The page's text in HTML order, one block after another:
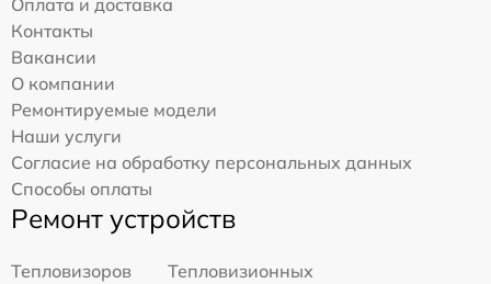
Оплата и доставка
Контакты
Вакансии
О компании
Ремонтируемые модели
Наши услуги
Согласие на обработку персональных данных
Способы оплаты
Ремонт устройств
Тепловизоров
Тепловизионных